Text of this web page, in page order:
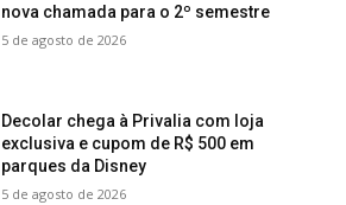
nova chamada para o 2º semestre
5 de agosto de 2026
Decolar chega à Privalia com loja
exclusiva e cupom de R$ 500 em
parques da Disney
5 de agosto de 2026